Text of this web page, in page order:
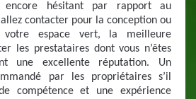
encore hésitant par rapport au
contacter pour la conception ou
votre espace vert, la meilleure
les prestataires dont vous n’êtes
une excellente réputation. Un
par les propriétaires s’il
compétence et une expérience